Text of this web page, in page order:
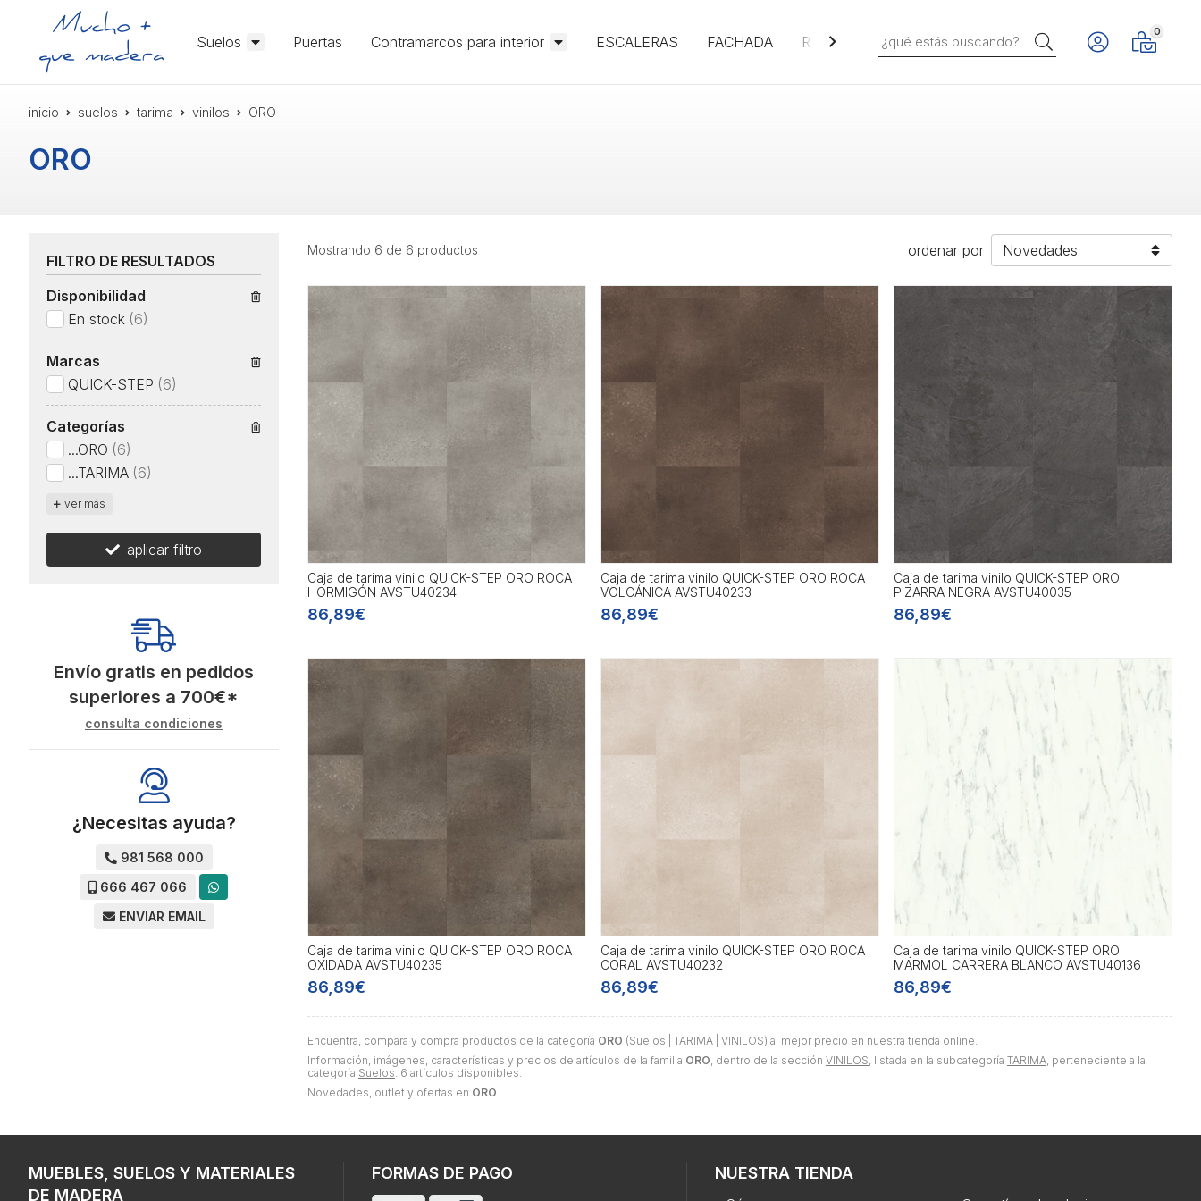
Suelos Puertas Contramarcos para interior ESCALERAS FACHADA REVESTIMIENTOS VERTICALES Buscar 0
inicio suelos tarima vinilos ORO
ORO
Encuentra, compara y compra productos de la categoría ORO (Suelos | TARIMA | VINILOS) al mejor precio en nuestra tienda online.
Información, imágenes, características y precios de artículos de la familia ORO, dentro de la sección VINILOS, listada en la subcategoría TARIMA, perteneciente a la
categoría Suelos. 6 artículos disponibles.
Novedades, outlet y ofertas en ORO.
Mostrando 6 de 6 productos ordenar por
Caja de tarima vinilo QUICK-STEP ORO ROCA
HORMIGÓN AVSTU40234
86,89€
Caja de tarima vinilo QUICK-STEP ORO ROCA
VOLCÁNICA AVSTU40233
86,89€
Caja de tarima vinilo QUICK-STEP ORO
PIZARRA NEGRA AVSTU40035
86,89€
Caja de tarima vinilo QUICK-STEP ORO ROCA
OXIDADA AVSTU40235
86,89€
Caja de tarima vinilo QUICK-STEP ORO ROCA
CORAL AVSTU40232
86,89€
Caja de tarima vinilo QUICK-STEP ORO
MARMOL CARRERA BLANCO AVSTU40136
86,89€
FILTRO DE RESULTADOS
Disponibilidad
En stock (6)
Marcas
QUICK-STEP (6)
Categorías
...ORO (6)
...TARIMA (6)
ver más
aplicar filtro
Envío gratis en pedidos
superiores a 700€*
consulta condiciones
¿Necesitas ayuda?
981 568 000
666 467 066
ENVIAR EMAIL
MUEBLES, SUELOS Y MATERIALES
DE MADERA
FORMAS DE PAGO NUESTRA TIENDA